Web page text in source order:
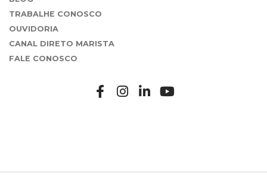
TRABALHE CONOSCO
OUVIDORIA
CANAL DIRETO MARISTA
FALE CONOSCO